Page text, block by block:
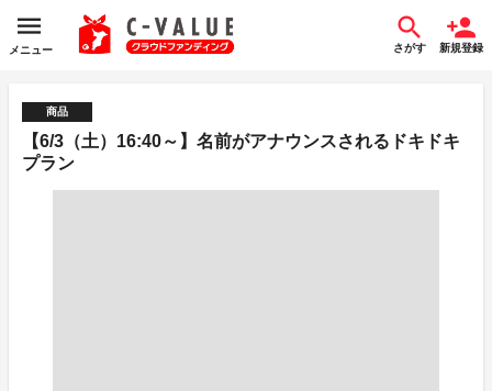
メニュー さがす 新規登録
商品
【6/3（土）16:40～】名前がアナウンスされるドキドキ
プラン